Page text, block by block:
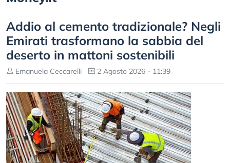
Addio al cemento tradizionale? Negli
Emirati trasformano la sabbia del
deserto in mattoni sostenibili
Emanuela Ceccarelli 2 Agosto 2026 - 11:39